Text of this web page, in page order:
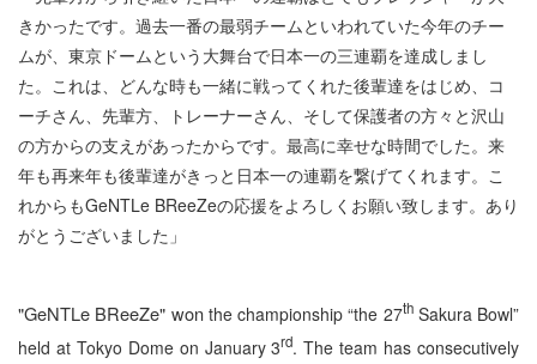
きかったです。過去一番の最弱チームといわれていた今年のチー
ムが、東京ドームという大舞台で日本一の三連覇を達成しまし
た。これは、どんな時も一緒に戦ってくれた後輩達をはじめ、コ
ーチさん、先輩方、トレーナーさん、そして保護者の方々と沢山
の方からの支えがあったからです。最高に幸せな時間でした。来
年も再来年も後輩達がきっと日本一の連覇を繋げてくれます。こ
れからもGeNTLe BReeZeの応援をよろしくお願い致します。あり
がとうございました」
"GeNTLe BReeZe" won the championship “the 27thSakura Bowl”
held at Tokyo Dome on January 3rd. The team has consecutively